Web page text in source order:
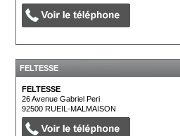
FELTESSE
FELTESSE
26 Avenue Gabriel Peri
92500RUEIL-MALMAISON